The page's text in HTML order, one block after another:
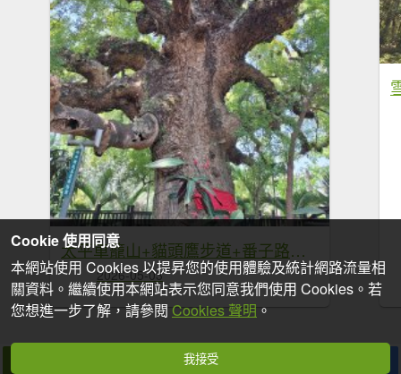
太平車籠山+貓頭鷹步道+番子路山+豬槽山20260502
2026-05-03
收藏
Cookie 使用同意
本網站使用 Cookies 以提昇您的使用體驗及統計網路流量相
關資料。繼續使用本網站表示您同意我們使用 Cookies。若
您想進一步了解，請參閱 Cookies 聲明 。
我接受